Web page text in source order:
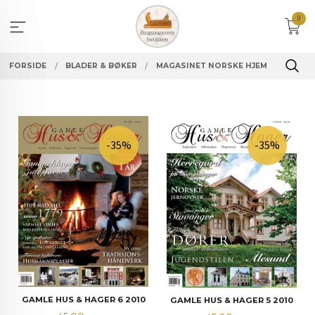
innholdet
0
FORSIDE BLADER & BØKER MAGASINET NORSKE HJEM
GAMLE HUS & HAGER 6 2010
-35%
GAMLE HUS & HAGER 5 2010
-35%